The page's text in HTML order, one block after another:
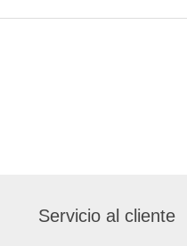
Servicio al cliente